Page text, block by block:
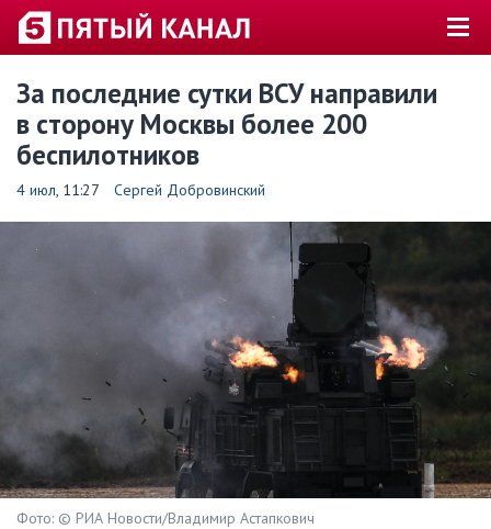
За последние сутки ВСУ направили
в сторону Москвы более 200
беспилотников
4 июл, 11:27 Сергей Добровинский
Фото: © РИА Новости/Владимир Астапкович